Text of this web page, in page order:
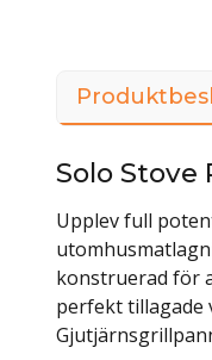
Solo Stove
Upplev full
konstruerad för
perfekt tillagade